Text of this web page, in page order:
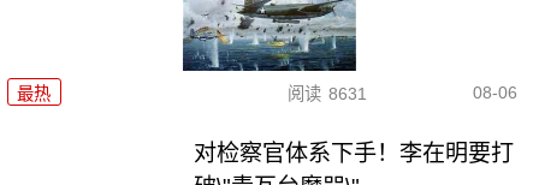
最热 阅读 8631 08-06
对检察官体系下手！李在明要打